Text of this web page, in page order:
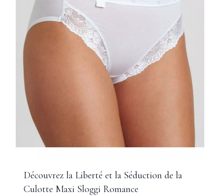
Découvrez la Liberté et la Séduction de la
Culotte Maxi Sloggi Romance